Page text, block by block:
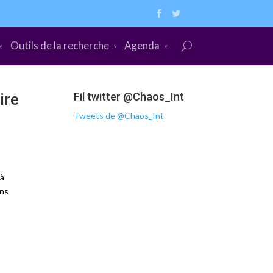
Outils de la recherche Agenda
Fil twitter @Chaos_Int
Tweets de @Chaos_Int